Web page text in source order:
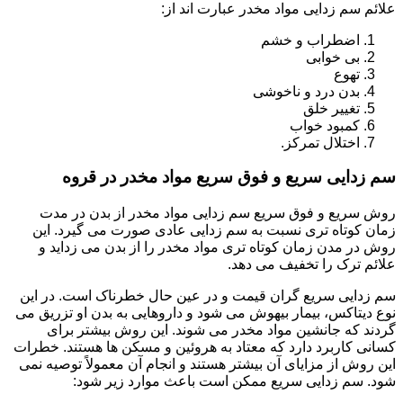
علائم سم زدایی مواد مخدر عبارت اند از:
اضطراب و خشم
بی خوابی
تهوع
بدن درد و ناخوشی
تغییر خلق
کمبود خواب
اختلال تمرکز.
سم زدایی سریع و فوق سریع مواد مخدر در قروه
روش سریع و فوق سریع سم زدایی مواد مخدر از بدن در مدت
زمان کوتاه تری نسبت به سم زدایی عادی صورت می گیرد. این
روش در مدن زمان کوتاه تری مواد مخدر را از بدن می زداید و
علائم ترک را تخفیف می دهد.
سم زدایی سریع گران قیمت و در عین حال خطرناک است. در این
نوع دیتاکس، بیمار بیهوش می شود و داروهایی به بدن او تزریق می
گردند که جانشین مواد مخدر می شوند. این روش بیشتر برای
کسانی کاربرد دارد که معتاد به هروئین و مسکن ها هستند. خطرات
این روش از مزایای آن بیشتر هستند و انجام آن معمولاً توصیه نمی
شود. سم زدایی سریع ممکن است باعث موارد زیر شود: